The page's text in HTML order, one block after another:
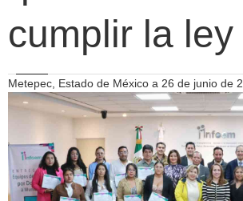
cumplir la ley
Metepec, Estado de México a 26 de junio de